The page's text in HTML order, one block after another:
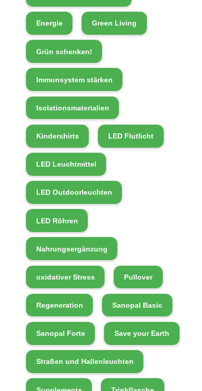
Energie Green Living
Grün schenken!
Immunsystem stärken
Isolationsmaterialien
Kindershirts LED Flutlicht
LED Leuchtmittel
LED Outdoorleuchten
LED Röhren
Nahrungsergänzung
oxidativer Stress Pullover
Regeneration Sanopal Basic
Sanopal Forte Save your Earth
Straßen und Hallenleuchten